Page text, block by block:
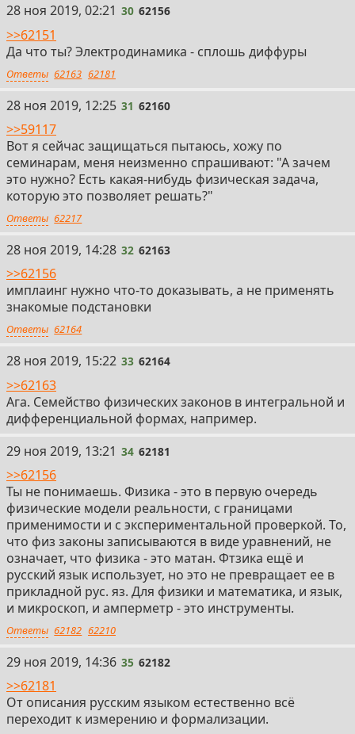
30
28 ноя 2019, 02:21 30 62156
>>62151
Да что ты? Электродинамика - сплошь диффуры
Ответы 62163 62181
31
28 ноя 2019, 12:25 31 62160
>>59117
Вот я сейчас защищаться пытаюсь, хожу по
семинарам, меня неизменно спрашивают: "А зачем
это нужно? Есть какая-нибудь физическая задача,
которую это позволяет решать?"
Ответы 62217
32
28 ноя 2019, 14:28 32 62163
>>62156
имплаинг нужно что-то доказывать, а не применять
знакомые подстановки
Ответы 62164
33
28 ноя 2019, 15:22 33 62164
>>62163
Ага. Семейство физических законов в интегральной и
дифференциальной формах, например.
34
29 ноя 2019, 13:21 34 62181
>>62156
Ты не понимаешь. Физика - это в первую очередь
физические модели реальности, с границами
применимости и с экспериментальной проверкой. То,
что физ законы записываются в виде уравнений, не
означает, что физика - это матан. Фтзика ещё и
русский язык использует, но это не превращает ее в
прикладной рус. яз. Для физики и математика, и язык,
и микроскоп, и амперметр - это инструменты.
Ответы 62182 62210
35
29 ноя 2019, 14:36 35 62182
>>62181
От описания русским языком естественно всё
переходит к измерению и формализации.